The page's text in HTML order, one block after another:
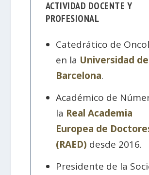
ACTIVIDAD DOCENTE Y
PROFESIONAL
Catedrático de
en la Universidad de
Barcelona.
Académico de
la Real Academia
Europea de
(RAED) desde 2016.
Presidente de la